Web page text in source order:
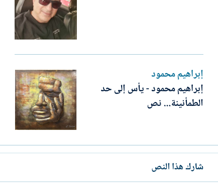
إبراهيم محمود
إبراهيم محمود - يأس إلى حد
الطمأنينة... نص
شارك هذا النص